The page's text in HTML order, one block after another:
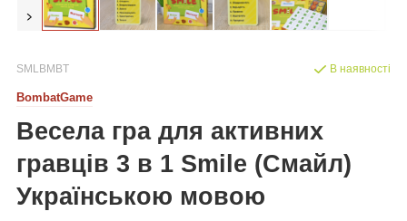
SMLBMBT
BombatGame
Весела гра для активних
гравців 3 в 1 Smile (Смайл)
Українською мовою
В наявності